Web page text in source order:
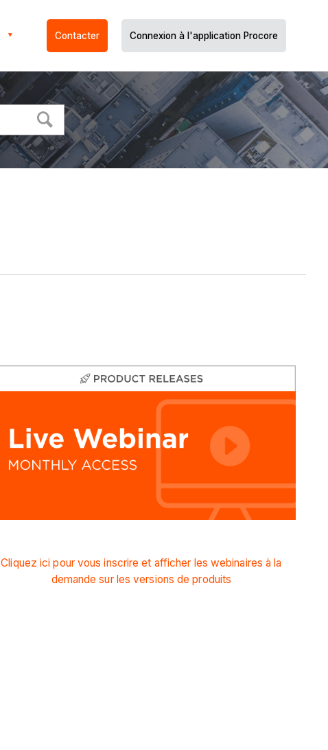
Contacter Connexion à l'application Procore
Cliquez ici pour vous inscrire et afficher les webinaires à la
demande sur les versions de produits